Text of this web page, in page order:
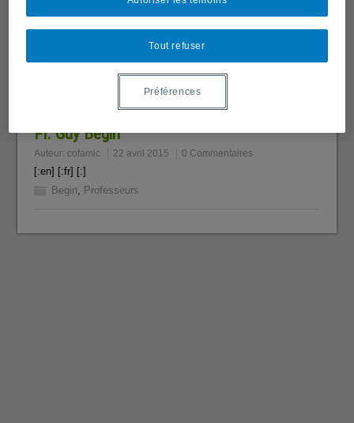
Pr. Guy Bégin
Auteur: cofamic 22 avril 2015 0 Commentaires
[:en] [:fr] [:]
Begin, Professeurs
Tout refuser
Préférences